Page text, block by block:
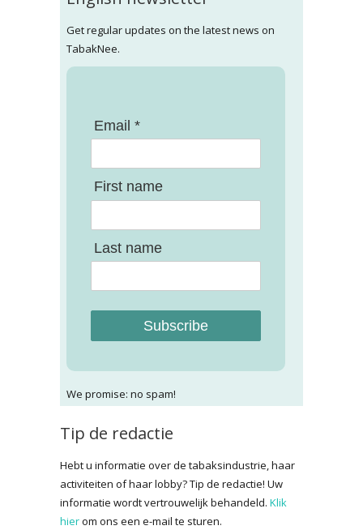
Get regular updates on the latest news on
TabakNee.
Email *
First name
Last name
Subscribe
We promise: no spam!
Tip de redactie
Hebt u informatie over de tabaksindustrie, haar
activiteiten of haar lobby? Tip de redactie! Uw
informatie wordt vertrouwelijk behandeld. Klik
hierom ons een e-mail te sturen.